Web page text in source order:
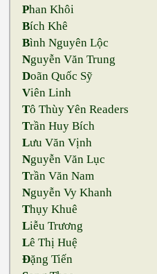
Phan Khôi
Bích Khê
Bình Nguyên Lộc
Nguyễn Văn Trung
Doãn Quốc Sỹ
Viên Linh
Tô Thùy Yên Readers
Trần Huy Bích
Lưu Văn Vịnh
Nguyễn Văn Lục
Trần Văn Nam
Nguyễn Vy Khanh
Thụy Khuê
Liễu Trương
Lê Thị Huệ
Đặng Tiến